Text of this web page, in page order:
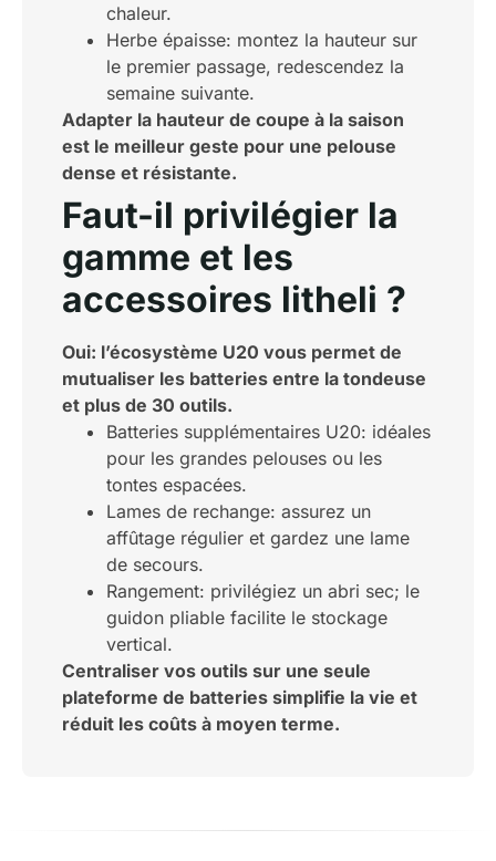
chaleur.
Herbe épaisse: montez la hauteur sur
le premier passage, redescendez la
semaine suivante.
Adapter la hauteur de coupe à la saison
est le meilleur geste pour une pelouse
dense et résistante.
Faut-il privilégier la
gamme et les
accessoires litheli ?
Oui: l’écosystème U20 vous permet de
mutualiser les batteries entre la tondeuse
et plus de 30 outils.
Batteries supplémentaires U20: idéales
pour les grandes pelouses ou les
tontes espacées.
Lames de rechange: assurez un
affûtage régulier et gardez une lame
de secours.
Rangement: privilégiez un abri sec; le
guidon pliable facilite le stockage
vertical.
Centraliser vos outils sur une seule
plateforme de batteries simplifie la vie et
réduit les coûts à moyen terme.